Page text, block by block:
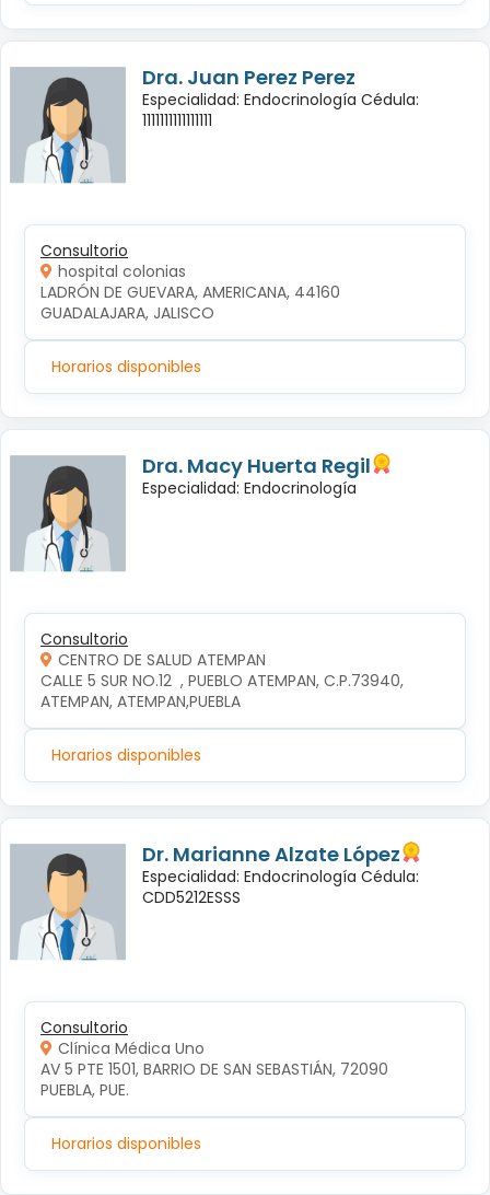
Dra. Juan Perez Perez
Especialidad: Endocrinología Cédula:
1111111111111111
Consultorio
hospital colonias
LADRÓN DE GUEVARA, AMERICANA, 44160
GUADALAJARA, JALISCO
Horarios disponibles
Dra. Macy Huerta Regil
Especialidad: Endocrinología
Consultorio
CENTRO DE SALUD ATEMPAN
CALLE 5 SUR NO.12  , PUEBLO ATEMPAN, C.P.73940,
ATEMPAN, ATEMPAN,PUEBLA
Horarios disponibles
Dr. Marianne Alzate López
Especialidad: Endocrinología Cédula:
CDD5212ESSS
Consultorio
Clínica Médica Uno
AV 5 PTE 1501, BARRIO DE SAN SEBASTIÁN, 72090
PUEBLA, PUE.
Horarios disponibles